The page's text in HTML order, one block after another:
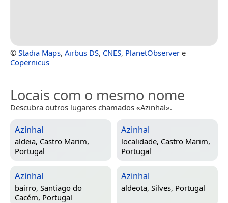
© Stadia Maps, Airbus DS, CNES, PlanetObserver e
Copernicus
Locais com o mesmo nome
Descubra outros lugares chamados «Azinhal».
Azinhal
aldeia, Castro Marim,
Portugal
Azinhal
localidade, Castro Marim,
Portugal
Azinhal
bairro, Santiago do
Cacém, Portugal
Azinhal
aldeota, Silves, Portugal